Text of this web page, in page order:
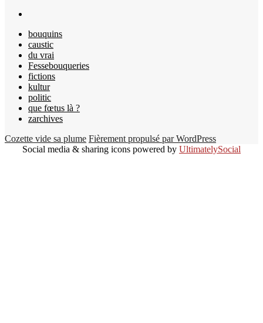
bouquins
caustic
du vrai
Fessebouqueries
fictions
kultur
politic
que fœtus là ?
zarchives
Cozette vide sa plume Fièrement propulsé par WordPress
Social media & sharing icons powered by UltimatelySocial